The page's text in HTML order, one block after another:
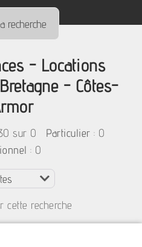
- Locations
- Côtes-
sur 0 Particulier : 0
: 0
cette recherche